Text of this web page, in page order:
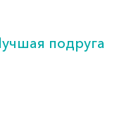
подруга